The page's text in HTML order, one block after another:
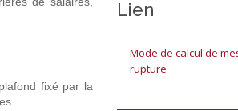
fixé par la
Lien
Mode de calcul de
rupture